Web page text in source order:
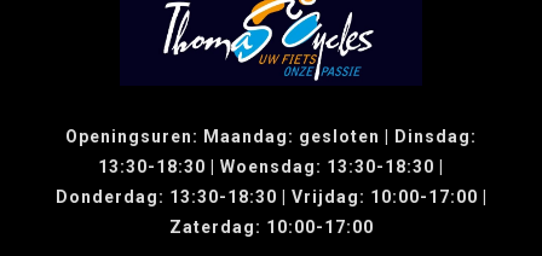
Openingsuren: Maandag: gesloten | Dinsdag:
13:30-18:30 | Woensdag: 13:30-18:30 |
Donderdag: 13:30-18:30 | Vrijdag: 10:00-17:00 |
Zaterdag: 10:00-17:00